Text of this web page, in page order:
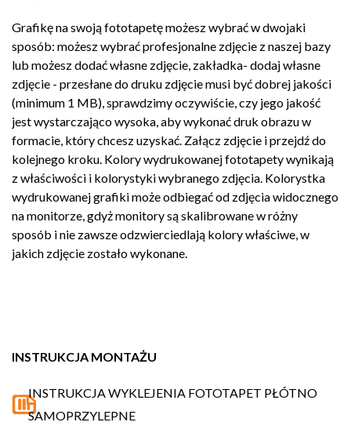
Grafikę na swoją fototapetę możesz wybrać w dwojaki
sposób: możesz wybrać profesjonalne zdjęcie z naszej bazy
lub możesz dodać własne zdjęcie, zakładka- dodaj własne
zdjęcie - przesłane do druku zdjęcie musi być dobrej jakości
(minimum 1 MB), sprawdzimy oczywiście, czy jego jakość
jest wystarczająco wysoka, aby wykonać druk obrazu w
formacie, który chcesz uzyskać. Załącz zdjęcie i przejdź do
kolejnego kroku. Kolory wydrukowanej fototapety wynikają
z właściwości i kolorystyki wybranego zdjęcia. Kolorystka
wydrukowanej grafiki może odbiegać od zdjęcia widocznego
na monitorze, gdyż monitory są skalibrowane w różny
sposób i nie zawsze odzwierciedlają kolory właściwe, w
jakich zdjęcie zostało wykonane.
INSTRUKCJA MONTAŻU
INSTRUKCJA WYKLEJENIA FOTOTAPET PŁÓTNO
SAMOPRZYLEPNE